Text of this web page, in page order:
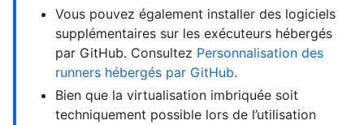
Vous pouvez également installer des logiciels
supplémentaires sur les exécuteurs hébergés
par GitHub. Consultez Personnalisation des
runners hébergés par GitHub.
Bien que la virtualisation imbriquée soit
techniquement possible lors de l’utilisation